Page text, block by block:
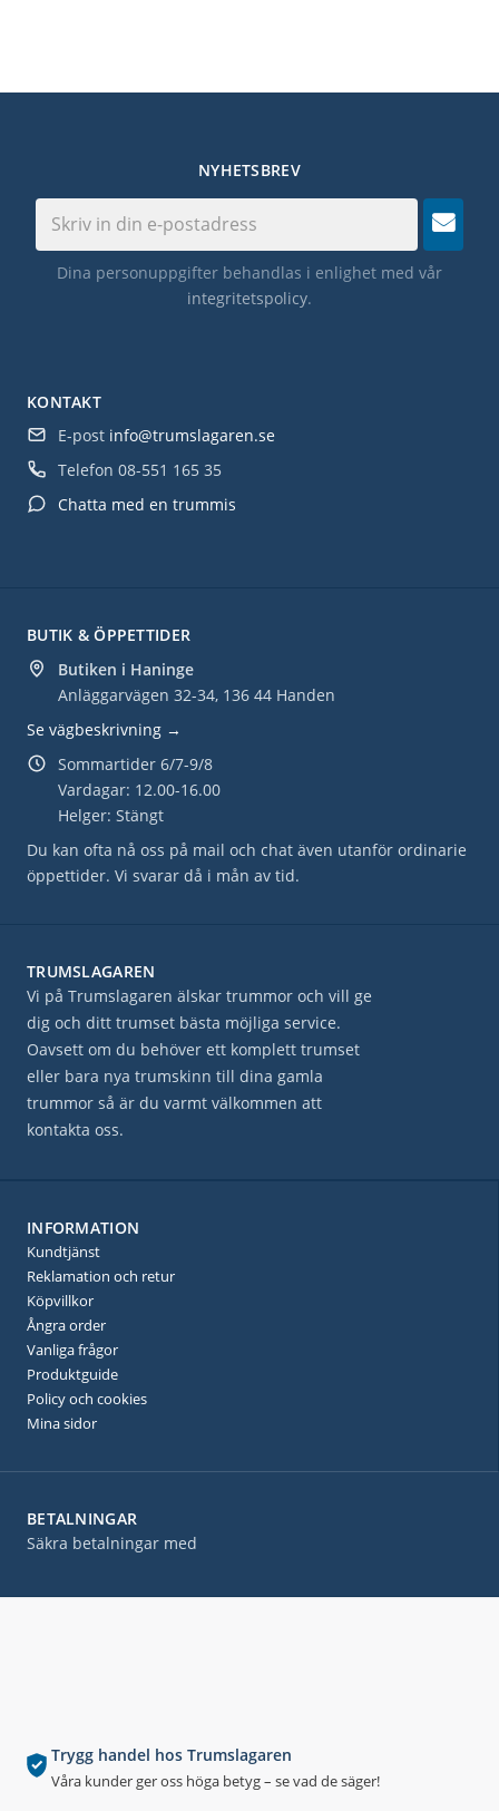
Trygg handel hos Trumslagaren
Våra kunder ger oss höga betyg – se vad de säger!
BUTIK & ÖPPETTIDER
Butiken i Haninge
Anläggarvägen 32-34, 136 44 Handen
Se vägbeskrivning →
Sommartider 6/7-9/8
Vardagar: 12.00-16.00
Helger: Stängt
Du kan ofta nå oss på mail och chat även utanför ordinarie
öppettider. Vi svarar då i mån av tid.
BETALNINGAR
Säkra betalningar med
KONTAKT
E-post info@trumslagaren.se
Telefon 08-551 165 35
Chatta med en trummis
TRUMSLAGAREN
Vi på Trumslagaren älskar trummor och vill ge
dig och ditt trumset bästa möjliga service.
Oavsett om du behöver ett komplett trumset
eller bara nya trumskinn till dina gamla
trummor så är du varmt välkommen att
kontakta oss.
NYHETSBREV
Dina personuppgifter behandlas i enlighet med vår
integritetspolicy.
INFORMATION
Kundtjänst
Reklamation och retur
Köpvillkor
Ångra order
Vanliga frågor
Produktguide
Policy och cookies
Mina sidor